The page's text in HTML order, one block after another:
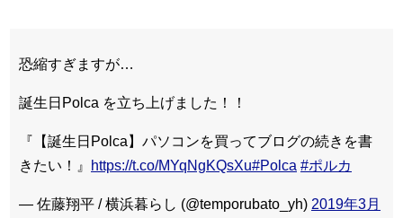
恐縮すぎますが…
誕生日Polca を立ち上げました！！
『【誕生日Polca】パソコンを買ってブログの続きを書
きたい！』
https://t.co/MYqNgKQsXu#Polca #ポルカ
— 佐藤翔平 / 横浜暮らし (@temporubato_yh) 2019年3月